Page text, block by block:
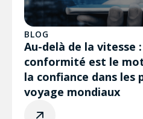
BLOG
Au-delà de la vitesse
conformité est le
la confiance dans les
voyage mondiaux